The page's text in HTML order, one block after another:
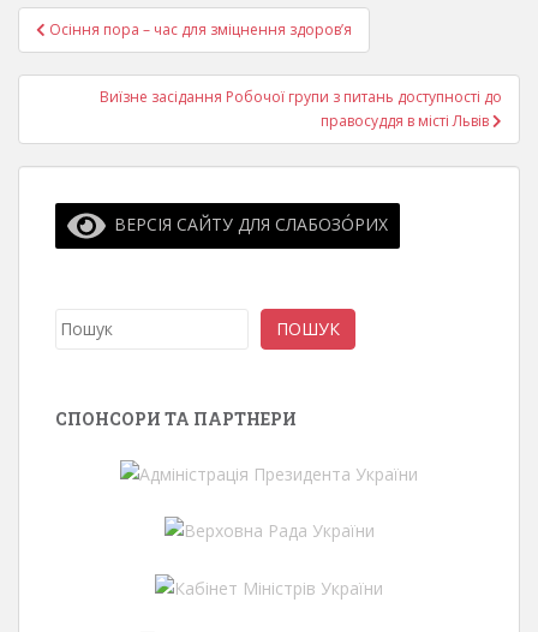
Навігація
записів
Осіння пора – час для зміцнення здоров’я
Виїзне засідання Робочої групи з питань доступності до
правосуддя в місті Львів
ВЕРСІЯ САЙТУ ДЛЯ СЛАБОЗО́РИХ
Пошук ПОШУК
СПОНСОРИ ТА ПАРТНЕРИ